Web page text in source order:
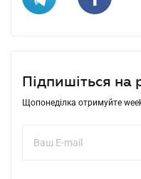
Підпишіться на
Щопонеділка отримуйте